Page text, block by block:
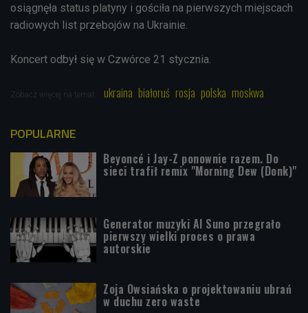
osiągnęła status platyny i gościła na pierwszych miejscach
radiowych list przebojów na Ukrainie.
Koncert odbył się w Czwórce 21 stycznia.
Zobacz więcej na temat: ukraina białoruś rosja polska moskwa
POPULARNE
Beyoncé i Jay-Z ponownie razem. Do
sieci trafił remix "Morning Dew (Donk)"
Generator muzyki AI Suno przegrało
pierwszy wielki proces o prawa
autorskie
Zoja Owsiańska o projektowaniu ubrań
w duchu zero waste